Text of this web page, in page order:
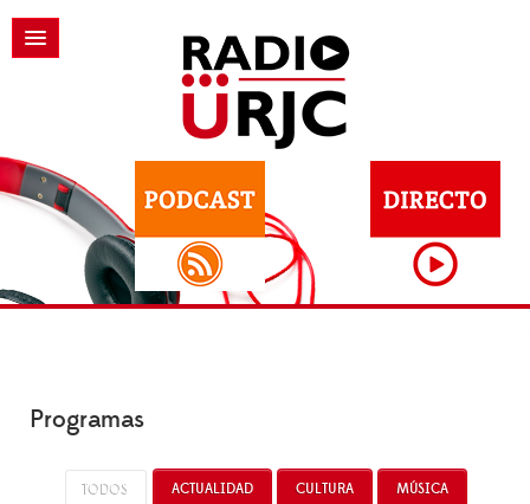
Programas
TODOS ACTUALIDAD CULTURA MÚSICA